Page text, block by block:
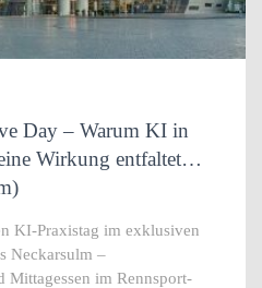
Day – Warum KI in
Wirkung entfaltet…
KI-Praxistag im exklusiven
Neckarsulm –
im Rennsport-